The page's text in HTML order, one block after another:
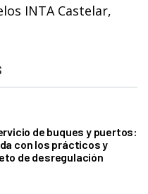
INTA Castelar,
de buques y puertos:
con los prácticos y
de desregulación